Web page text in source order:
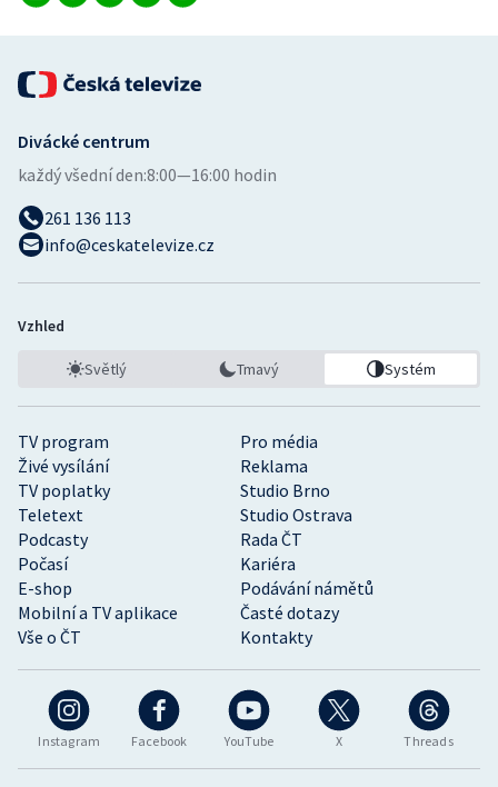
Instagram Facebook YouTube X Threads
TV program
Pro média
Živé vysílání
Reklama
TV poplatky
Studio Brno
Teletext
Studio Ostrava
Podcasty
Rada ČT
Počasí
Kariéra
E-shop
Podávání námětů
Mobilní a TV aplikace
Časté dotazy
Vše o ČT
Kontakty
Divácké centrum
každý všední den:8:00—16:00 hodin
261 136 113
info@ceskatelevize.cz
Vzhled
Světlý Tmavý Systém